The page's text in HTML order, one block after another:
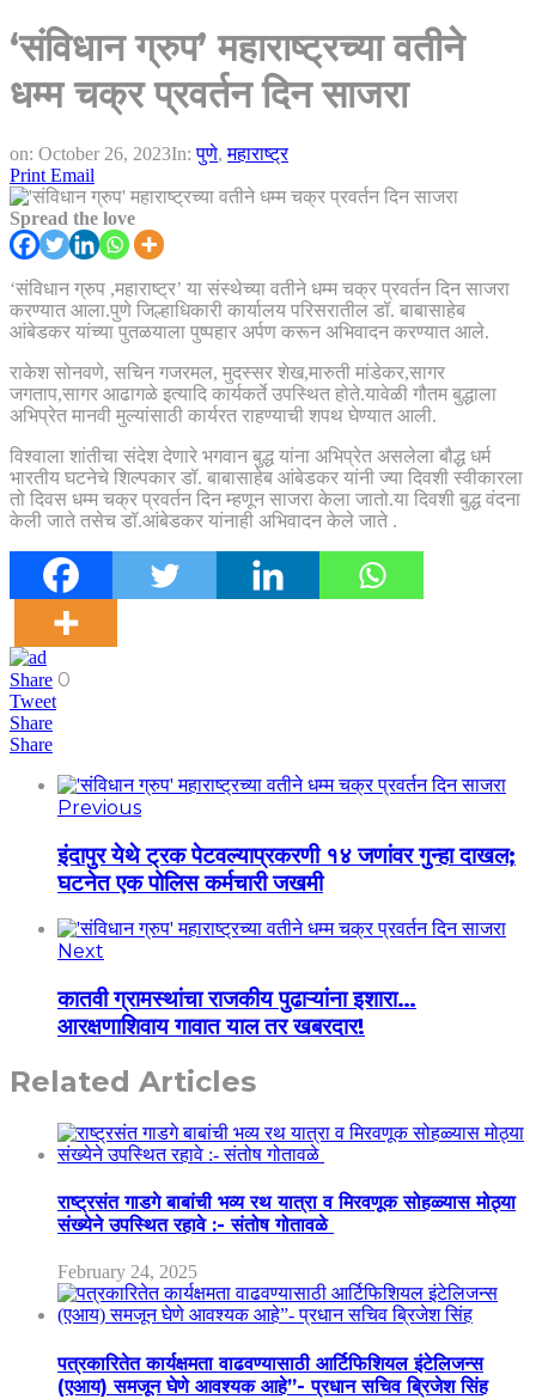
‘संविधान ग्रुप’ महाराष्ट्रच्या वतीने
धम्म चक्र प्रवर्तन दिन साजरा
on: October 26, 2023In:पुणे,महाराष्ट्र
Print Email
Spread the love
‘संविधान ग्रुप ,महाराष्ट्र’ या संस्थेच्या वतीने धम्म चक्र प्रवर्तन दिन साजरा
करण्यात आला.पुणे जिल्हाधिकारी कार्यालय परिसरातील डॉ. बाबासाहेब
आंबेडकर यांच्या पुतळयाला पुष्पहार अर्पण करून अभिवादन करण्यात आले.
राकेश सोनवणे, सचिन गजरमल, मुदस्सर शेख,मारुती मांडेकर,सागर
जगताप,सागर आढागळे इत्यादि कार्यकर्ते उपस्थित होते.यावेळी गौतम बुद्धाला
अभिप्रेत मानवी मुल्यांसाठी कार्यरत राहण्याची शपथ घेण्यात आली.
विश्वाला शांतीचा संदेश देणारे भगवान बुद्ध यांना अभिप्रेत असलेला बौद्ध धर्म
भारतीय घटनेचे शिल्पकार डॉ. बाबासाहेब आंबेडकर यांनी ज्या दिवशी स्वीकारला
तो दिवस धम्म चक्र प्रवर्तन दिन म्हणून साजरा केला जातो.या दिवशी बुद्ध वंदना
केली जाते तसेच डॉ.आंबेडकर यांनाही अभिवादन केले जाते .
Share 0
Tweet
Share
Share
Previous
इंदापुर येथे ट्रक पेटवल्याप्रकरणी १४ जणांवर गुन्हा दाखल;
घटनेत एक पोलिस कर्मचारी जखमी
Next
कातवी ग्रामस्थांचा राजकीय पुढाऱ्यांना इशारा…
आरक्षणाशिवाय गावात याल तर खबरदार!
Related Articles
राष्ट्रसंत गाडगे बाबांची भव्य रथ यात्रा व मिरवणूक सोहळ्यास मोठ्या
संख्येने उपस्थित रहावे :- संतोष गोतावळे
February 24, 2025
पत्रकारितेत कार्यक्षमता वाढवण्यासाठी आर्टिफिशियल इंटेलिजन्स
(एआय) समजून घेणे आवश्यक आहे”- प्रधान सचिव ब्रिजेश सिंह